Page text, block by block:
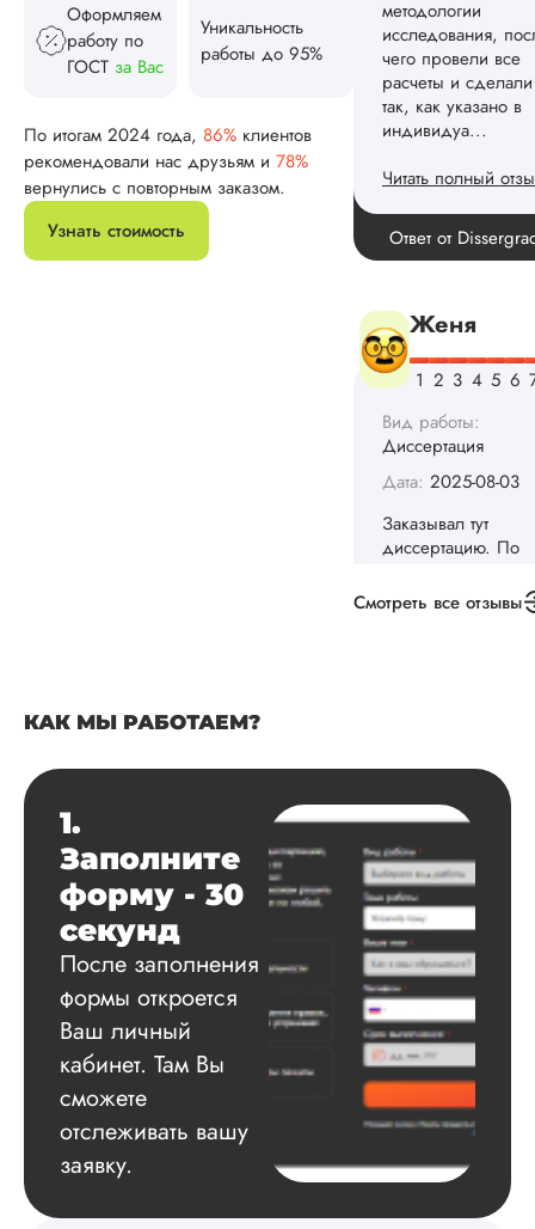
Оформляем
работу по
ГОСТ за Вас
Уникальность
работы до 95%
По итогам 2024 года, 86% клиентов
рекомендовали нас друзьям и 78%
вернулись с повторным заказом.
Узнать стоимость
Читать полный
Спасибо!
ваши слова
Ответ от
Женя
Вид работы:
Дата:2025-08-03
Заказывал тут
диссертацию. По
срокам и
конечно, для меня
внушительно, но
выхода не
самостоятельно.
Понравилось то,
держал меня в
Данила
Вид работы:
Диссертация
Дата:2025-03-15
Автору огромное
спасибо за
сам подобрал
оформил и провел
подробное
экспериментов,
которые сам же и
провел. Спасибо
Смотреть все отзывы
КАК МЫ РАБОТАЕМ?
1.
Заполните
форму - 30
секунд
После заполнения
формы откроется
Ваш личный
кабинет. Там Вы
сможете
отслеживать вашу
заявку.